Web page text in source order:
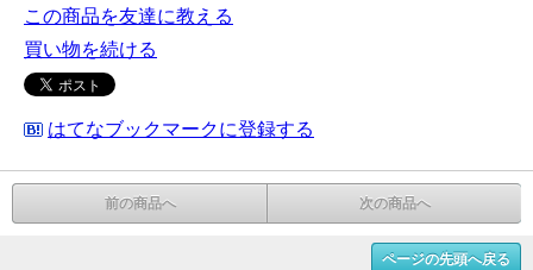
この商品を友達に教える
買い物を続ける
はてなブックマークに登録する
前の商品へ 次の商品へ
ページの先頭へ戻る